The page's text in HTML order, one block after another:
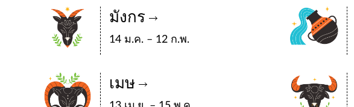
มังกร
14 ม.ค. – 12 ก.พ.
เมษ